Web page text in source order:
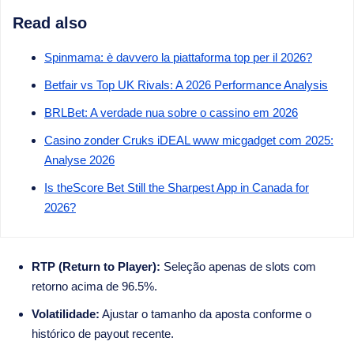
Read also
Spinmama: è davvero la piattaforma top per il 2026?
Betfair vs Top UK Rivals: A 2026 Performance Analysis
BRLBet: A verdade nua sobre o cassino em 2026
Casino zonder Cruks iDEAL www micgadget com 2025:
Analyse 2026
Is theScore Bet Still the Sharpest App in Canada for
2026?
RTP (Return to Player): Seleção apenas de slots com
retorno acima de 96.5%.
Volatilidade: Ajustar o tamanho da aposta conforme o
histórico de payout recente.